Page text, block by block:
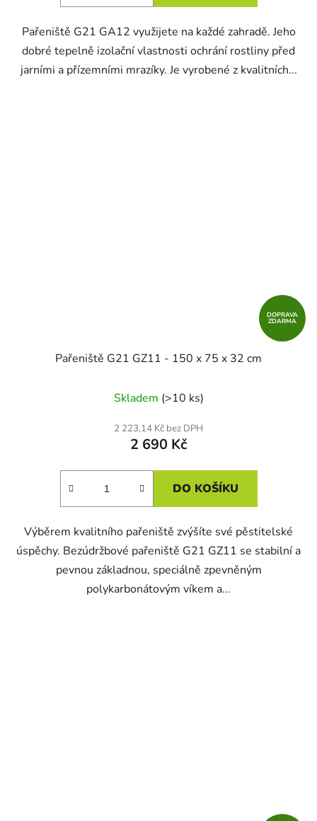
Pařeniště G21 GA12 využijete na každé zahradě. Jeho
dobré tepelně izolační vlastnosti ochrání rostliny před
jarními a přízemními mrazíky. Je vyrobené z kvalitních...
DOPRAVA
ZDARMA
Pařeniště G21 GZ11 - 150 x 75 x 32 cm
Skladem (>10 ks)
2 223,14 Kč bez DPH
2 690 Kč
DO KOŠÍKU
Výběrem kvalitního pařeniště zvýšíte své pěstitelské
úspěchy. Bezúdržbové pařeniště G21 GZ11 se stabilní a
pevnou základnou, speciálně zpevněným
polykarbonátovým víkem a...